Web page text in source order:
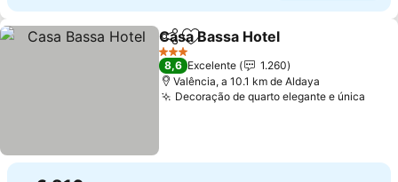
PartilharAdicionar aos favoritos
Casa Bassa Hotel
3 Estrelas
8,6 Excelente
1.260
Valência, a 10.1 km de Aldaya
Decoração de quarto elegante e única